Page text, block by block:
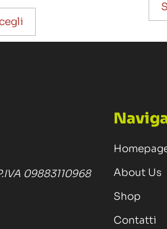
09883110968
About Us
Shop
Contatti